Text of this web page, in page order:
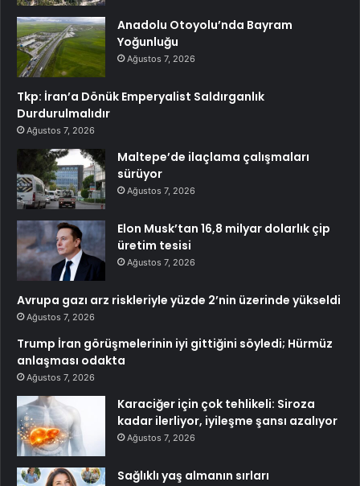
Anadolu Otoyolu’nda Bayram
Yoğunluğu
Ağustos 7, 2026
Tkp: İran’a Dönük Emperyalist Saldırganlık
Durdurulmalıdır
Ağustos 7, 2026
Maltepe’de ilaçlama çalışmaları
sürüyor
Ağustos 7, 2026
Elon Musk’tan 16,8 milyar dolarlık çip
üretim tesisi
Ağustos 7, 2026
Avrupa gazı arz riskleriyle yüzde 2’nin üzerinde yükseldi
Ağustos 7, 2026
Trump İran görüşmelerinin iyi gittiğini söyledi; Hürmüz
anlaşması odakta
Ağustos 7, 2026
Karaciğer için çok tehlikeli: Siroza
kadar ilerliyor, iyileşme şansı azalıyor
Ağustos 7, 2026
Sağlıklı yaş almanın sırları